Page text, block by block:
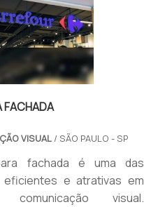
atua para oferecer
ao fato de ele alocar
FACHADA
VISUAL / SÃO PAULO - SP
fachada é uma das
eficientes e atrativas em
visual.